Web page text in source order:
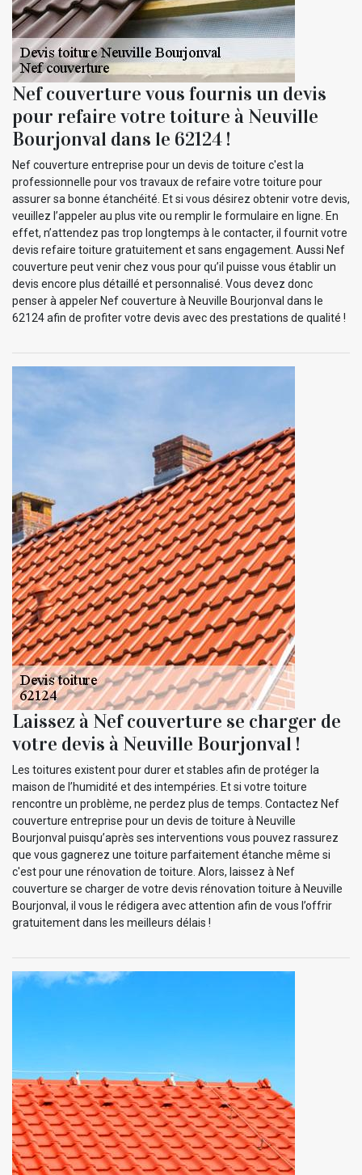
Nef couverture vous fournis un devis
pour refaire votre toiture à Neuville
Bourjonval dans le 62124 !
Nef couverture entreprise pour un devis de toiture c'est la
professionnelle pour vos travaux de refaire votre toiture pour
assurer sa bonne étanchéité. Et si vous désirez obtenir votre devis,
veuillez l’appeler au plus vite ou remplir le formulaire en ligne. En
effet, n’attendez pas trop longtemps à le contacter, il fournit votre
devis refaire toiture gratuitement et sans engagement. Aussi Nef
couverture peut venir chez vous pour qu’il puisse vous établir un
devis encore plus détaillé et personnalisé. Vous devez donc
penser à appeler Nef couverture à Neuville Bourjonval dans le
62124 afin de profiter votre devis avec des prestations de qualité !
Laissez à Nef couverture se charger de
votre devis à Neuville Bourjonval !
Les toitures existent pour durer et stables afin de protéger la
maison de l’humidité et des intempéries. Et si votre toiture
rencontre un problème, ne perdez plus de temps. Contactez Nef
couverture entreprise pour un devis de toiture à Neuville
Bourjonval puisqu’après ses interventions vous pouvez rassurez
que vous gagnerez une toiture parfaitement étanche même si
c'est pour une rénovation de toiture. Alors, laissez à Nef
couverture se charger de votre devis rénovation toiture à Neuville
Bourjonval, il vous le rédigera avec attention afin de vous l’offrir
gratuitement dans les meilleurs délais !